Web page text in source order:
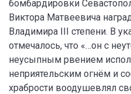
бомбардировки
Виктора Матвеевича
Владимира III степени. В
отмечалось, что «…он с
неусыпным рвением
неприятельским огнём и
храбрости воодушевлял